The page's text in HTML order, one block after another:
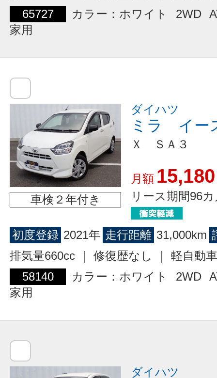
65727
カラー：ホワイト 2WD
家用
車検２年付き
ダイハツ
ミラ イー
Ｘ ＳＡ３
月額 15,180
リース期間96
初度登録 2021年 走行距離 31,000km
排気量660cc ｜ 修復歴なし ｜ 軽自動車
58140
カラー：ホワイト 2WD
家用
ダイハツ